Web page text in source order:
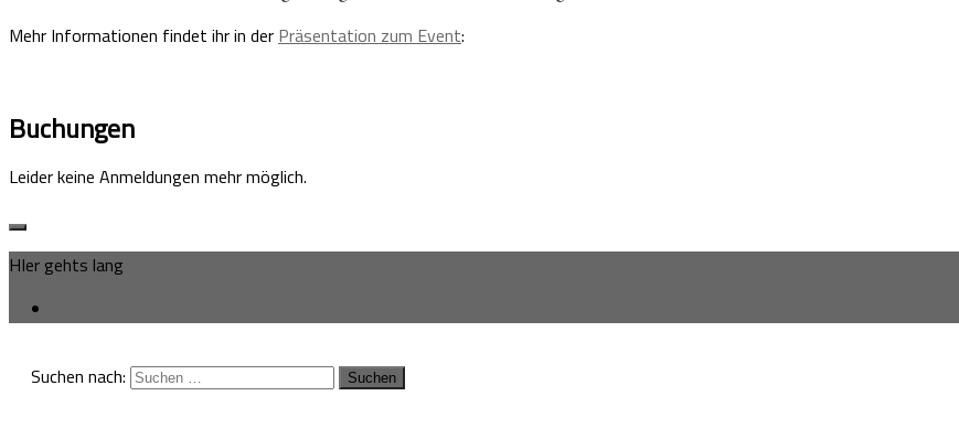
Mehr Informationen findet ihr in der Präsentation zum Event:
Buchungen
Leider keine Anmeldungen mehr möglich.
HIer gehts lang
Suchen nach: